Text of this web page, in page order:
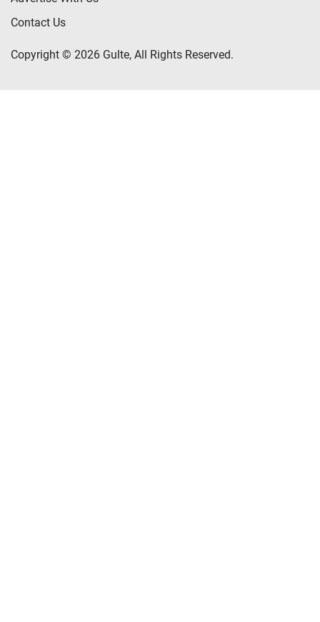
Contact Us
Copyright © 2026 Gulte, All Rights Reserved.